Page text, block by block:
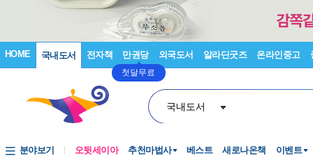
HOME 국내도서 전자책 만권당
첫달무료
외국도서 알라딘굿즈 온라인중고
국내도서
분야보기 오뒷세이아 추천마법사 베스트 새로나온책 이벤트